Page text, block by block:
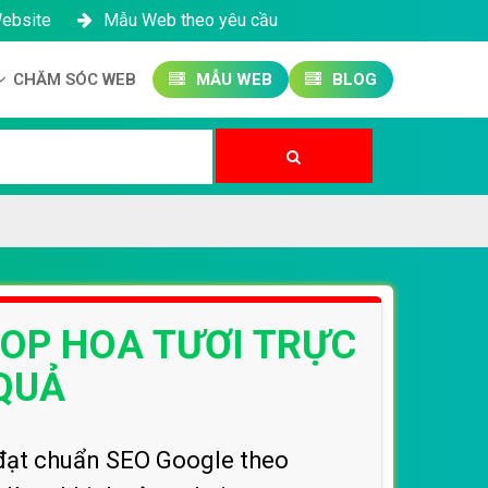
Mẫu Web theo yêu cầu
CHĂM SÓC WEB MẪU WEB BLOG
HOA TƯƠI TRỰC
chuẩn SEO Google theo